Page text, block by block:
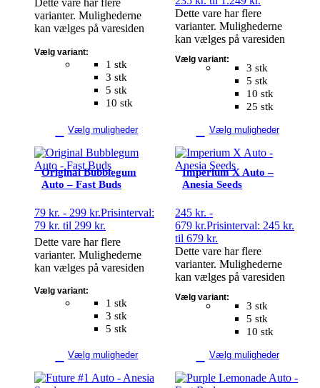
1 stk
3 stk
5 stk
10 stk
Vælg variant:
Vælg muligheder
varianter. Mulighederne
kan vælges på varesiden
3 stk
5 stk
10 stk
25 stk
Vælg variant:
Vælg muligheder
Dette vare har flere
varianter. Mulighederne
kan vælges på varesiden
Original Bubblegum
Auto – Fast Buds
79 kr. - 299 kr.Prisinterval:
79 kr. til 299 kr.
1 stk
3 stk
5 stk
Vælg variant:
Vælg muligheder
Dette vare har flere
varianter. Mulighederne
kan vælges på varesiden
Imperium X Auto –
Anesia Seeds
245kr. -
679kr.Prisinterval: 245 kr.
til 679 kr.
3 stk
5 stk
10 stk
Vælg variant:
Vælg muligheder
Dette vare har flere
varianter. Mulighederne
kan vælges på varesiden